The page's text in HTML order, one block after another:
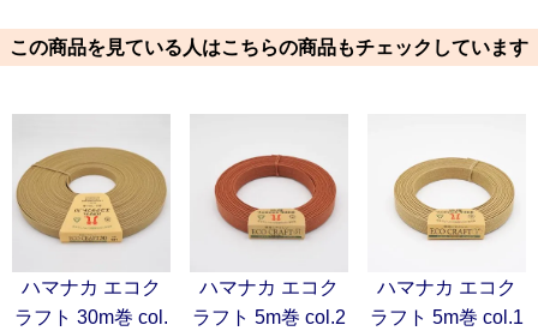
この商品を見ている人はこちらの商品もチェックしています
ハマナカ エコク
ラフト 30m巻 col.
ハマナカ エコク
ラフト 5m巻 col.2
ハマナカ エコク
ラフト 5m巻 col.1